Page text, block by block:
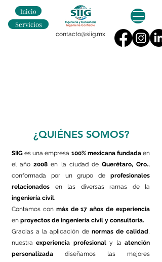
Inicio
Servicios
contacto@siig.mx
¿QUIÉNES SOMOS?
SIIG es una empresa 100% mexicana fundadaen
el año2008en la ciudad de Querétaro, Qro.,
conformada por un grupo de profesionales
relacionados en las diversas ramas de la
ingeniería civil.
Contamos con más de 17 años de experiencia
en proyectos de ingeniería civil y consultoría.
Gracias a la aplicación de normas de calidad,
nuestraexperiencia profesionaly laatención
personalizada diseñamos las mejores